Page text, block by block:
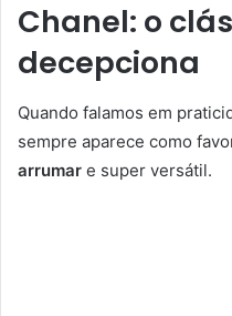
Chanel: o
decepciona
Quando falamos em
sempre aparece como
arrumar e super versátil.